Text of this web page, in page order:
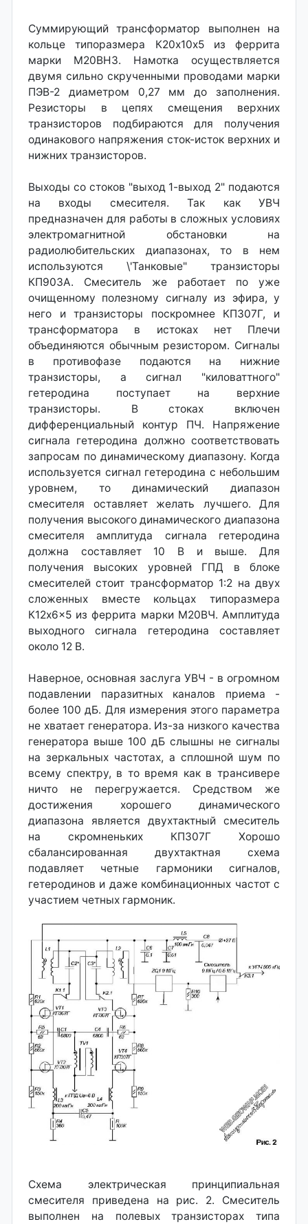
Суммирующий трансформатор выполнен на
кольце типоразмера К20х10x5 из феррита
марки М20ВНЗ. Намотка осуществляется
двумя сильно скрученными проводами марки
ПЭВ-2 диаметром 0,27 мм до заполнения.
Резисторы в цепях смещения верхних
транзисторов подбираются для получения
одинакового напряжения сток-исток верхних и
нижних транзисторов.
Выходы со стоков "выход 1-выход 2" подаются
на входы смесителя. Так как УВЧ
предназначен для работы в сложных условиях
электромагнитной обстановки на
радиолюбительских диапазонах, то в нем
используются \'Танковые" транзисторы
КП903А. Смеситель же работает по уже
очищенному полезному сигналу из эфира, у
него и транзисторы поскромнее КП307Г, и
трансформатора в истоках нет Плечи
объединяются обычным резистором. Сигналы
в противофазе подаются на нижние
транзисторы, а сигнал "киловаттного"
гетеродина поступает на верхние
транзисторы. В стоках включен
дифференциальный контур ПЧ. Напряжение
сигнала гетеродина должно соответствовать
запросам по динамическому диапазону. Когда
используется сигнал гетеродина с небольшим
уровнем, то динамический диапазон
смесителя оставляет желать лучшего. Для
получения высокого динамического диапазона
смесителя амплитуда сигнала гетеродина
должна составляет 10 В и выше. Для
получения высоких уровней ГПД в блоке
смесителей стоит трансформатор 1:2 на двух
сложенных вместе кольцах типоразмера
К12x6x5 из феррита марки М20ВЧ. Амплитуда
выходного сигнала гетеродина составляет
около 12 В.
Наверное, основная заслуга УВЧ - в огромном
подавлении паразитных каналов приема -
более 100 дБ. Для измерения этого параметра
не хватает генератора. Из-за низкого качества
генератора выше 100 дБ слышны не сигналы
на зеркальных частотах, а сплошной шум по
всему спектру, в то время как в трансивере
ничто не перегружается. Средством же
достижения хорошего динамического
диапазона является двухтактный смеситель
на скромненьких КП307Г Хорошо
сбалансированная двухтактная схема
подавляет четные гармоники сигналов,
гетеродинов и даже комбинационных частот с
участием четных гармоник.
Схема электрическая принципиальная
смесителя приведена на рис. 2. Смеситель
выполнен на полевых транзисторах типа